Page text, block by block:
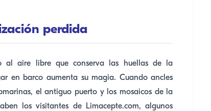
perdida
al aire libre que conserva las huellas de la
en barco aumenta su magia. Cuando ancles
el antiguo puerto y los mosaicos de la
los visitantes de Limacepte.com, algunos